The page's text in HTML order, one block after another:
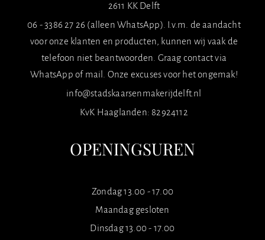
2611 KK Delft
06 - 3386 27 26 (alleen WhatsApp). I.v.m. de aandacht
voor onze klanten en producten, kunnen wij vaak de
telefoon niet beantwoorden. Graag contact via
WhatsApp of mail. Onze excuses voor het ongemak!
info@stadskaarsenmakerijdelft.nl
KvK Haaglanden: 82924112
OPENINGSUREN
Zondag 13.00 - 17.00
Maandag gesloten
Dinsdag 13.00 - 17.00